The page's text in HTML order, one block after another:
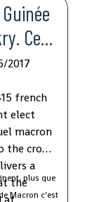
Ce
2017
plus que
Macron c’est